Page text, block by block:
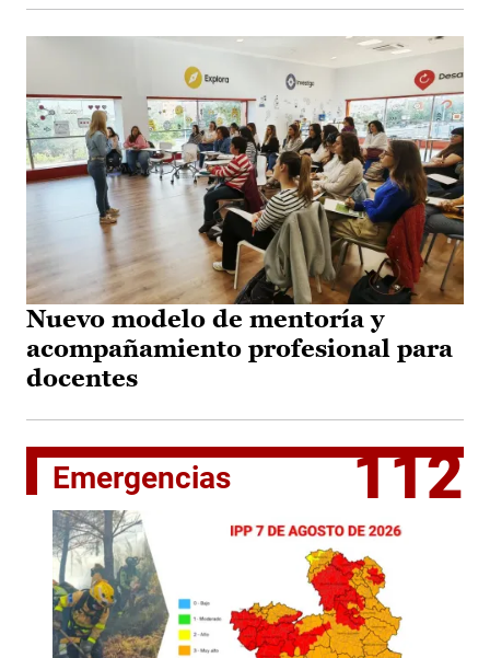
Nuevo modelo de mentoría y
acompañamiento profesional para
docentes
Emergencias 112